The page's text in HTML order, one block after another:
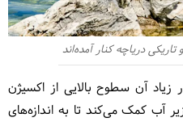
دریاچه کنار آمده‌اند
زیاد آن سطوح بالایی از اکسیژن
آب کمک می‌کند تا به اندازه‌های